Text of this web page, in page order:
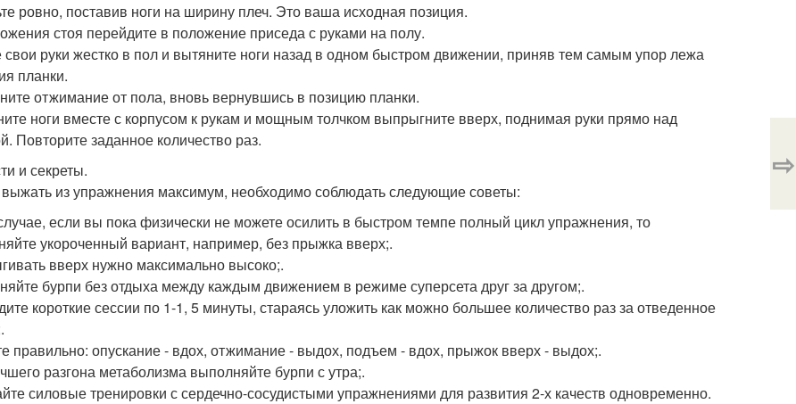
ровно, поставив ноги на ширину плеч. Это ваша исходная позиция.
стоя перейдите в положение приседа с руками на полу.
свои руки жестко в пол и вытяните ноги назад в одном быстром движении, приняв тем самым упор лежа
планки.
отжимание от пола, вновь вернувшись в позицию планки.
ноги вместе с корпусом к рукам и мощным толчком выпрыгните вверх, поднимая руки прямо над
Повторите заданное количество раз.
и секреты.
из упражнения максимум, необходимо соблюдать следующие советы:
если вы пока физически не можете осилить в быстром темпе полный цикл упражнения, то
укороченный вариант, например, без прыжка вверх;.
вверх нужно максимально высоко;.
бурпи без отдыха между каждым движением в режиме суперсета друг за другом;.
короткие сессии по 1-1, 5 минуты, стараясь уложить как можно большее количество раз за отведенное
правильно: опускание - вдох, отжимание - выдох, подъем - вдох, прыжок вверх - выдох;.
разгона метаболизма выполняйте бурпи с утра;.
силовые тренировки с сердечно-сосудистыми упражнениями для развития 2-х качеств одновременно.
⇨